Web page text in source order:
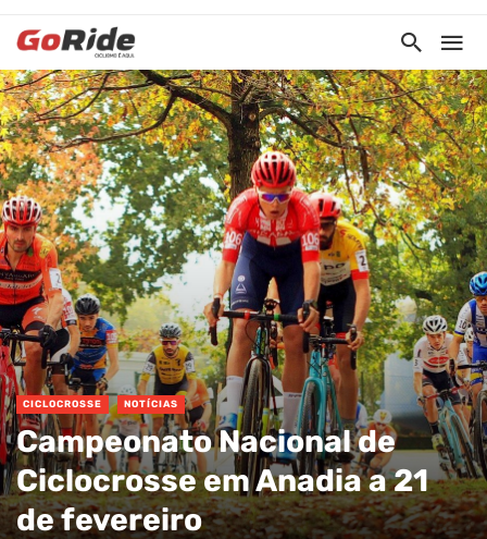
CICLOCROSSE NOTÍCIAS
Campeonato Nacional de
Ciclocrosse em Anadia a 21
de fevereiro